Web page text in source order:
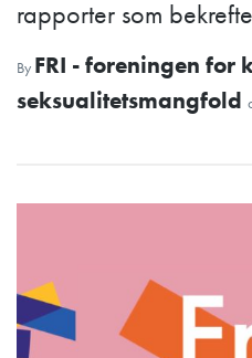
rapporter som
By FRI - foreningen for
seksualitetsmangfold